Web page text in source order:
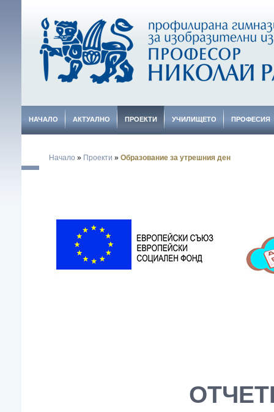
НАЧАЛО АКТУАЛНО ПРОЕКТИ УЧИЛИЩЕТО ПРОФЕСИЯ
Начало » Проекти » Образование за утрешния ден